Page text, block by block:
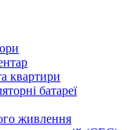
квартири
батареї
живлення